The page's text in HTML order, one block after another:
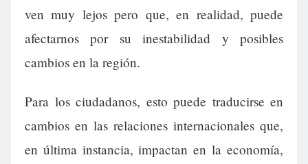
ven muy lejos pero que, en realidad, puede
afectarnos por su inestabilidad y posibles
cambios en la región.
Para los ciudadanos, esto puede traducirse en
cambios en las relaciones internacionales que,
en última instancia, impactan en la economía,